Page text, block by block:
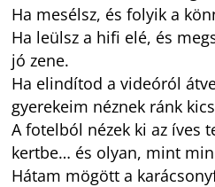
Ha mesélsz, és folyik a
Ha leülsz a hifi elé, és
jó zene.
Ha elindítod a videóról
gyerekeim néznek ránk
A fotelból nézek ki az íves
kertbe… és olyan, mint
Hátam mögött a